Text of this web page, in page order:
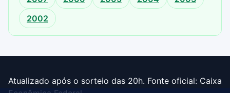
2002
Atualizado após o sorteio das 20h. Fonte oficial: Caixa